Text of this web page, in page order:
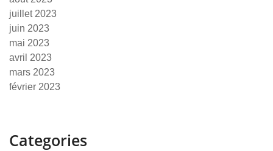
juillet 2023
juin 2023
mai 2023
avril 2023
mars 2023
février 2023
Categories